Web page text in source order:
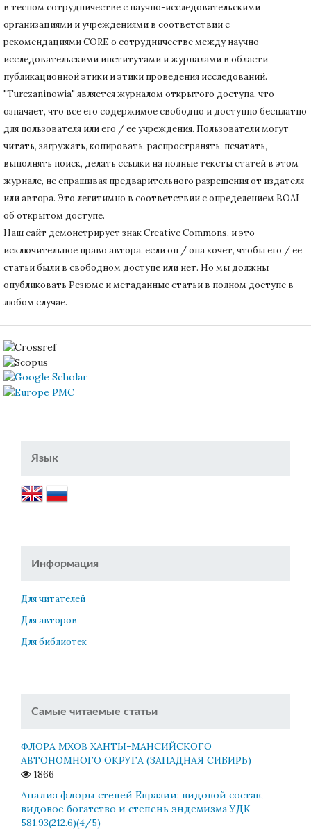
в тесном сотрудничестве с научно-исследовательскими
организациями и учреждениями в соответствии с
рекомендациями CORE о сотрудничестве между научно-
исследовательскими институтами и журналами в области
публикационной этики и этики проведения исследований.
"Turczaninowia" является журналом открытого доступа, что
означает, что все его содержимое свободно и доступно бесплатно
для пользователя или его / ее учреждения. Пользователи могут
читать, загружать, копировать, распространять, печатать,
выполнять поиск, делать ссылки на полные тексты статей в этом
журнале, не спрашивая предварительного разрешения от издателя
или автора. Это легитимно в соответствии с определением BOAI
об открытом доступе.
Наш сайт демонстрирует знак Creative Commons, и это
исключительное право автора, если он / она хочет, чтобы его / ее
статьи были в свободном доступе или нет. Но мы должны
опубликовать Резюме и метаданные статьи в полном доступе в
любом случае.
Язык
Информация
Для читателей
Для авторов
Для библиотек
Самые читаемые статьи
ФЛОРА МХОВ ХАНТЫ-МАНСИЙСКОГО
АВТОНОМНОГО ОКРУГА (ЗАПАДНАЯ СИБИРЬ)
1866
Анализ флоры степей Евразии: видовой состав,
видовое богатство и степень эндемизма УДК
581.93(212.6)(4/5)